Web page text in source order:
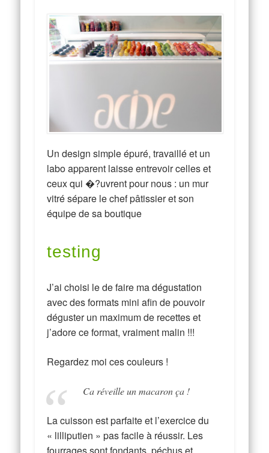
Un design simple épuré, travaillé et un
labo apparent laisse entrevoir celles et
ceux qui �?uvrent pour nous : un mur
vitré sépare le chef pâtissier et son
équipe de sa boutique
testing
J’ai choisi le de faire ma dégustation
avec des formats mini afin de pouvoir
déguster un maximum de recettes et
j’adore ce format, vraiment malin !!!
Regardez moi ces couleurs !
Ca réveille un macaron ça !
La cuisson est parfaite et l’exercice du
« lilliputien » pas facile à réussir. Les